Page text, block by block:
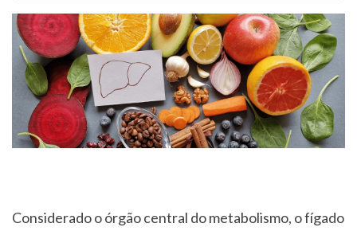
Considerado o órgão central do metabolismo, o fígado